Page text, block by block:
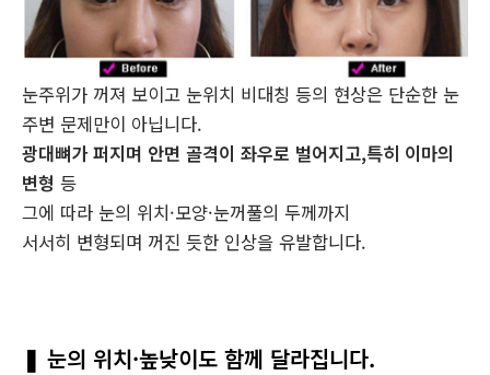
눈주위가 꺼져 보이고 눈위치 비대칭 등의 현상은 단순한 눈
주변 문제만이 아닙니다.
광대뼈가 퍼지며 안면 골격이 좌우로 벌어지고,특히 이마의
변형 등
그에 따라 눈의 위치·모양·눈꺼풀의 두께까지
서서히 변형되며 꺼진 듯한 인상을 유발합니다.
❚ 눈의 위치·높낮이도 함께 달라집니다.